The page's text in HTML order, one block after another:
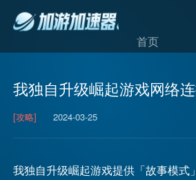
首页
我独自升级崛起游戏网络
[攻略] 2024-03-25
我独自升级崛起游戏提供「故事模式